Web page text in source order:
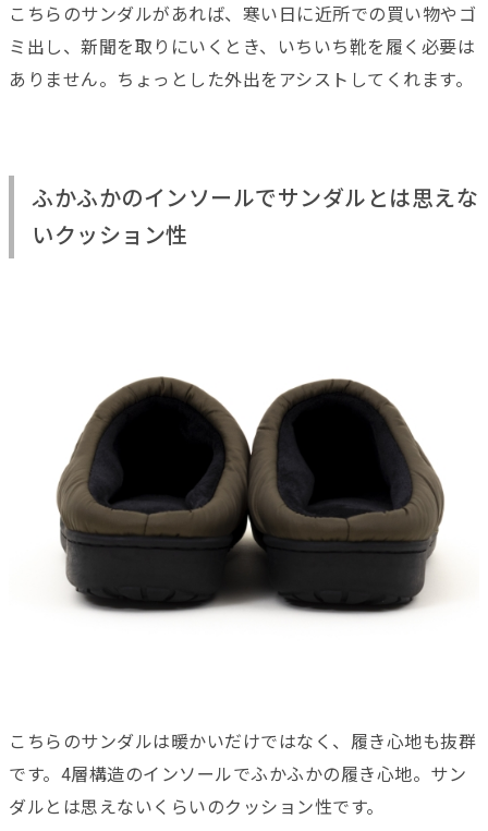
こちらのサンダルがあれば、寒い日に近所での買い物やゴ
ミ出し、新聞を取りにいくとき、いちいち靴を履く必要は
ありません。ちょっとした外出をアシストしてくれます。
ふかふかのインソールでサンダルとは思えな
いクッション性
こちらのサンダルは暖かいだけではなく、履き心地も抜群
です。4層構造のインソールでふかふかの履き心地。サン
ダルとは思えないくらいのクッション性です。